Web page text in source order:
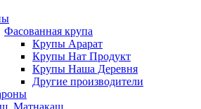
Фасованная крупа
Крупы Арарат
Крупы Нат Продукт
Крупы Наша Деревня
Другие производители
Матнакаш